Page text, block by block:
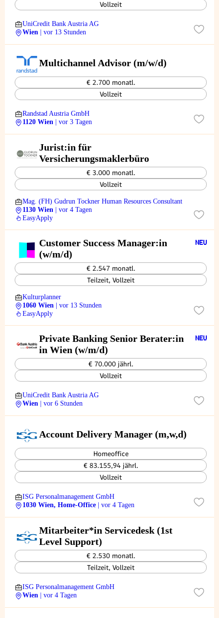
Vollzeit
UniCredit Bank Austria AG
Wien
| vor 13 Stunden
Multichannel Advisor (m/w/d)
€ 2.700 monatl.
Vollzeit
Randstad Austria GmbH
1120 Wien
| vor 3 Tagen
Jurist:in für
Versicherungsmaklerbüro
€ 3.000 monatl.
Vollzeit
Mag. (FH) Gudrun Tockner Human Resources Consultant
1130 Wien
| vor 4 Tagen
EasyApply
Customer Success Manager:in
(w/m/d)
€ 2.547 monatl.
Teilzeit, Vollzeit
Kulturplanner
1060 Wien
| vor 13 Stunden
EasyApply
Private Banking Senior Berater:in
in Wien (w/m/d)
€ 70.000 jährl.
Vollzeit
UniCredit Bank Austria AG
Wien
| vor 6 Stunden
Account Delivery Manager (m,w,d)
Homeoffice
€ 83.155,94 jährl.
Vollzeit
ISG Personalmanagement GmbH
1030 Wien, Home-Office
| vor 4 Tagen
Mitarbeiter*in Servicedesk (1st
Level Support)
€ 2.530 monatl.
Teilzeit, Vollzeit
ISG Personalmanagement GmbH
Wien
| vor 4 Tagen